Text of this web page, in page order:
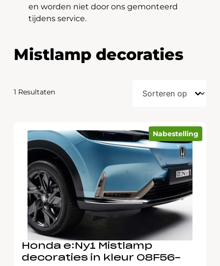
en worden niet door ons gemonteerd
tijdens service.
Mistlamp decoraties
1 Resultaten
Nabestelling
Honda e:Ny1 Mistlamp
decoraties in kleur 08F56-